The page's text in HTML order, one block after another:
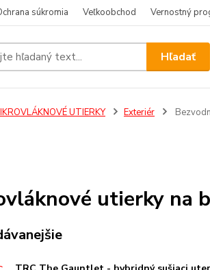
súkromia Veľkoobchod Vernostný
Hľadať
UTIERKY Exteriér
utierky na